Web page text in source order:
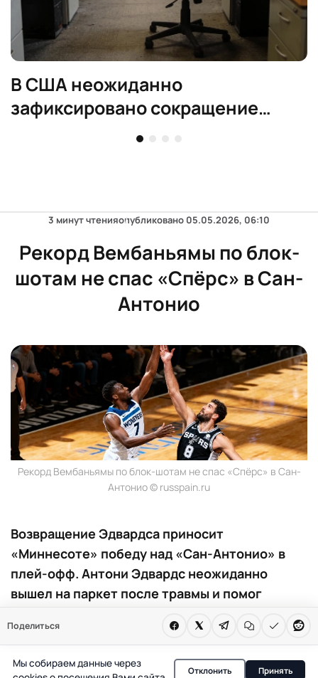
В США неожиданно
зафиксировано сокращение
рабочих мест в июле
Поделиться
3 минут чтенияопубликовано 05.05.2026, 06:10
Рекорд Вембаньямы по блок-
шотам не спас «Спёрс» в Сан-
Антонио
Рекорд Вембаньямы по блок-шотам не спас «Спёрс» в Сан-
Антонио © russpain.ru
Возвращение Эдвардса приносит
«Миннесоте» победу над «Сан-Антонио» в
плей-офф. Антони Эдвардс неожиданно
вышел на паркет после травмы и помог
первом матче полуфинала Запада.
уступил.
Мы собираем данные через
Отклонить Принять